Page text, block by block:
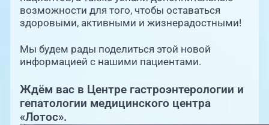
возможности для того, чтобы оставаться
здоровыми, активными и жизнерадостными!
Мы будем рады поделиться этой новой
информацией с нашими пациентами.
Ждём вас в Центре гастроэнтерологии и
гепатологии медицинского центра
«Лотос».